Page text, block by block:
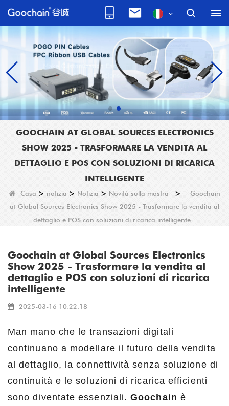
GOOCHAIN AT GLOBAL SOURCES ELECTRONICS
SHOW 2025 - TRASFORMARE LA VENDITA AL
DETTAGLIO E POS CON SOLUZIONI DI RICARICA
INTELLIGENTE
Casa > notizia > Notizia > Novità sulla mostra >
Goochain
at Global Sources Electronics Show 2025 - Trasformare la vendita al
dettaglio e POS con soluzioni di ricarica intelligente
Goochain at Global Sources Electronics
Show 2025 - Trasformare la vendita al
dettaglio e POS con soluzioni di ricarica
intelligente
2025-03-16 10:22:18
Man mano che le transazioni digitali
continuano a modellare il futuro della vendita
al dettaglio, la connettività senza soluzione di
continuità e le soluzioni di ricarica efficienti
sono diventate essenziali.Goochain è